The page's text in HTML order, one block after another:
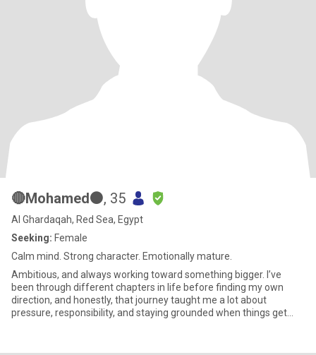
🔴Mohamed⚫️, 35
Al Ghardaqah, Red Sea, Egypt
Seeking: Female
Calm mind. Strong character. Emotionally mature.
Ambitious, and always working toward something bigger. I’ve
been through different chapters in life before finding my own
direction, and honestly, that journey taught me a lot about
pressure, responsibility, and staying grounded when things get